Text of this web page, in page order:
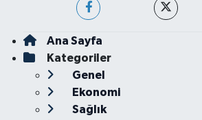
Ana Sayfa
Kategoriler
Genel
Ekonomi
Sağlık